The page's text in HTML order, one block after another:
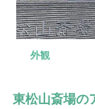
外観
式場
控室
駐車場
東松山斎場の